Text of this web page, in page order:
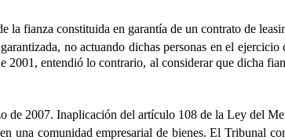
la fianza constituida en garantía de un contrato de
no actuando dichas personas en el
entendió lo contrario, al considerar que dicha
de 2007. Inaplicación del artículo 108 de la Ley del
una comunidad empresarial de bienes. El Tribunal